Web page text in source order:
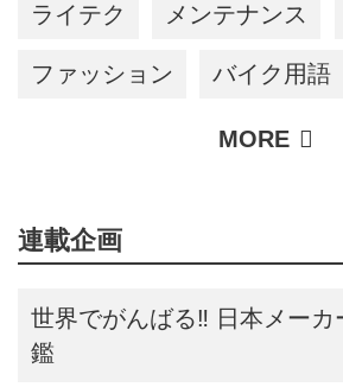
ライテク メンテナンス
ファッション バイク用語
連載企画
世界でがんばる‼ 日本メーカ
鑑